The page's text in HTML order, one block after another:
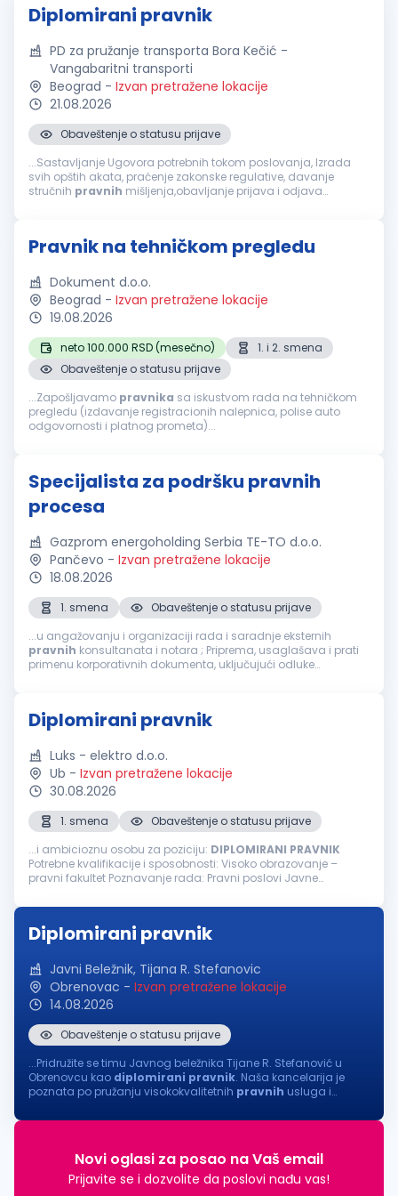
Diplomirani pravnik
PD za pružanje transporta Bora Kečić -
Vangabaritni transporti
Beograd - Izvan pretražene lokacije
21.08.2026
Obaveštenje o statusu prijave
...Sastavljanje Ugovora potrebnih tokom poslovanja, Izrada
svih opštih akata, praćenje zakonske regulative, davanje
stručnih pravnih mišljenja,obavljanje prijava i odjava
Pravnik na tehničkom pregledu
Dokument d.o.o.
Beograd - Izvan pretražene lokacije
19.08.2026
neto 100.000 RSD (mesečno)
1. i 2. smena
Obaveštenje o statusu prijave
...Zapošljavamo pravnika sa iskustvom rada na tehničkom
pregledu (izdavanje registracionih nalepnica, polise auto
odgovornosti i platnog prometa)...
Specijalista za podršku pravnih
procesa
Gazprom energoholding Serbia TE-TO d.o.o.
Pančevo - Izvan pretražene lokacije
18.08.2026
1. smena
Obaveštenje o statusu prijave
...u angažovanju i organizaciji rada i saradnje eksternih
pravnih konsultanata i notara ; Priprema, usaglašava i prati
primenu korporativnih dokumenta, uključujući odluke
Diplomirani pravnik
Luks - elektro d.o.o.
Ub - Izvan pretražene lokacije
30.08.2026
1. smena
Obaveštenje o statusu prijave
...i ambicioznu osobu za poziciju: DIPLOMIRANI PRAVNIK
Potrebne kvalifikacije i sposobnosti: Visoko obrazovanje –
pravni fakultet Poznavanje rada: Pravni poslovi Javne
dokumentacije za notara... Iskustvo...
Diplomirani pravnik
Javni Beležnik, Tijana R. Stefanovic
Obrenovac - Izvan pretražene lokacije
14.08.2026
Obaveštenje o statusu prijave
...Pridružite se timu Javnog beležnika Tijane R. Stefanović u
Obrenovcu kao diplomirani pravnik. Naša kancelarija je
poznata po pružanju visokokvalitetnih pravnih usluga i
osobu koja će doprineti...
Novi oglasi za posao na Vaš email
Prijavite se i dozvolite da poslovi nađu vas!